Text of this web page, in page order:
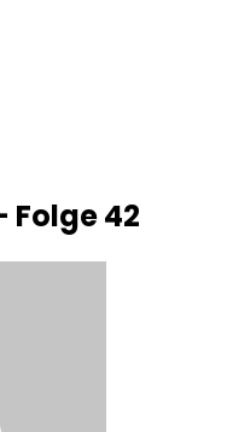
Folge 42